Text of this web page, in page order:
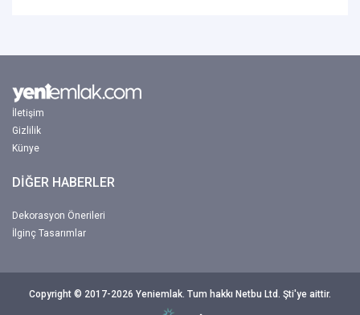
İletişim
Gizlilik
Künye
DİĞER HABERLER
Dekorasyon Önerileri
İlginç Tasarımlar
Copyright © 2017-2026 Yeniemlak. Tum hakkı Netbu Ltd. Şti'ye aittir.